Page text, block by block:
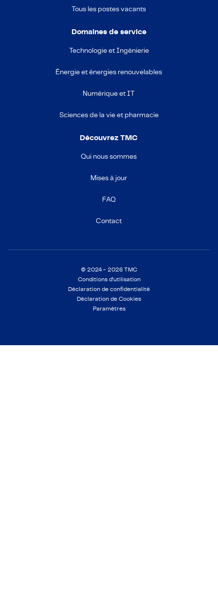
Tous les postes vacants
Domaines de service
Technologie et Ingénierie
Énergie et énergies renouvelables
Numérique et IT
Sciences de la vie et pharmacie
Découvrez TMC
Qui nous sommes
Mises à jour
FAQ
Contact
© 2024 - 2026 TMC
Conditions d'utilisation
Déclaration de confidentialité
Déclaration de Cookies
Paramètres